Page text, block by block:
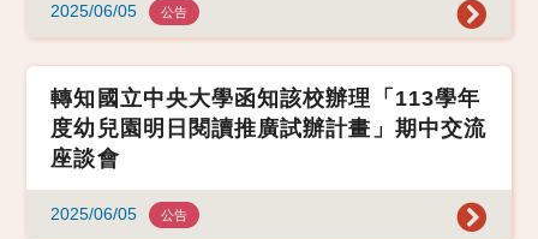
2025/06/05 公告
轉知國立中央大學函知該校辦理「113學年
度幼兒園明日閱讀推廣試辦計畫」期中交流
座談會
2025/06/05 公告